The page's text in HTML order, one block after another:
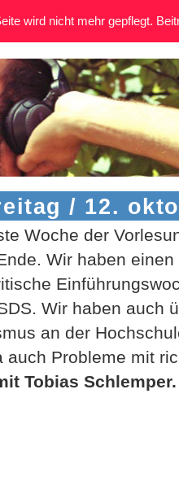
/ 12.
Woche der
Wir haben
Wir haben auch
an der
auch Probleme mit
Tobias Schlemper.
wird nicht mehr gepflegt.